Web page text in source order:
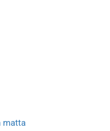
matta